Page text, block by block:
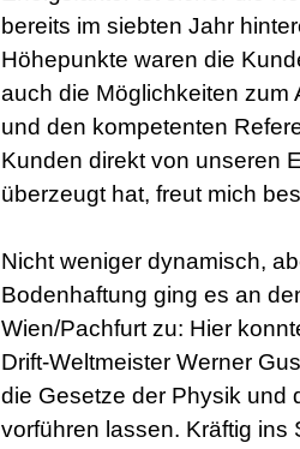
bereits im siebten Jahr
Höhepunkte waren die
auch die Möglichkeiten zum
und den kompetenten
Kunden direkt von unseren
überzeugt hat, freut mich
Nicht weniger dynamisch,
Bodenhaftung ging es an
Wien/Pachfurt zu: Hier
Drift-Weltmeister Werner
die Gesetze der Physik und
vorführen lassen. Kräftig